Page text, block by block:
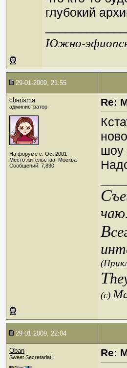
глубокий
Южно-
29-01-2009, 21:55
charisma
администратор
На форуме с: Oct 2001
Место жительства: Москва
Сообщений: 7,830
Re:
шоу
С
В
T
(c)
29-01-2009, 22:04
Oban
Sweet Secretariat!
Re: